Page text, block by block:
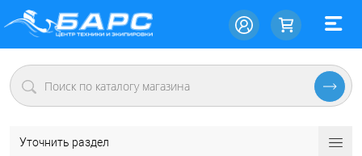
Уточнить раздел